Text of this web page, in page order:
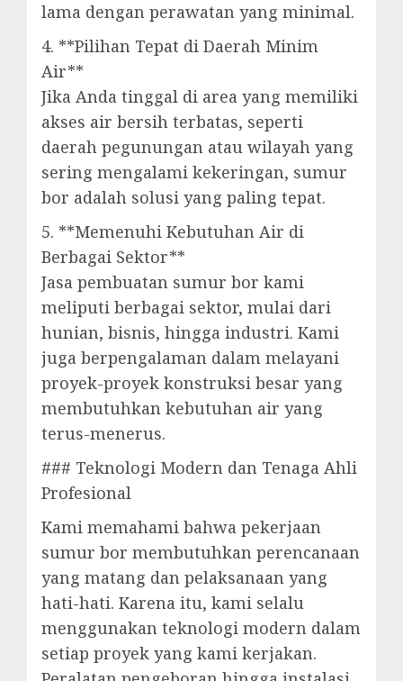
lama dengan perawatan yang minimal.
4. **Pilihan Tepat di Daerah Minim
Air**
Jika Anda tinggal di area yang memiliki
akses air bersih terbatas, seperti
daerah pegunungan atau wilayah yang
sering mengalami kekeringan, sumur
bor adalah solusi yang paling tepat.
5. **Memenuhi Kebutuhan Air di
Berbagai Sektor**
Jasa pembuatan sumur bor kami
meliputi berbagai sektor, mulai dari
hunian, bisnis, hingga industri. Kami
juga berpengalaman dalam melayani
proyek-proyek konstruksi besar yang
membutuhkan kebutuhan air yang
terus-menerus.
### Teknologi Modern dan Tenaga Ahli
Profesional
Kami memahami bahwa pekerjaan
sumur bor membutuhkan perencanaan
yang matang dan pelaksanaan yang
hati-hati. Karena itu, kami selalu
menggunakan teknologi modern dalam
setiap proyek yang kami kerjakan.